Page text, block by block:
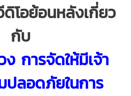
โอย้อนหลังเกี่ยว
กับ
ง การจัดให้มีเจ้า
ปลอดภัยในการ